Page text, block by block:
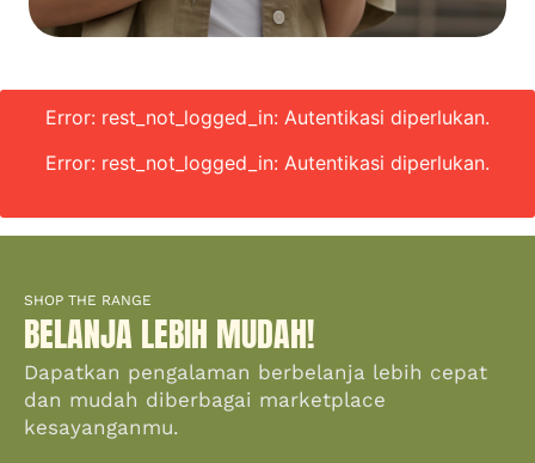
Error: rest_not_logged_in: Autentikasi diperlukan.
Error: rest_not_logged_in: Autentikasi diperlukan.
SHOP THE RANGE
BELANJA LEBIH MUDAH!
Dapatkan pengalaman berbelanja lebih cepat
dan mudah diberbagai marketplace
kesayanganmu.